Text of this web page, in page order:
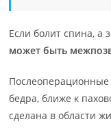
Если болит спина, а
может быть
Послеоперационные
бедра, ближе к
сделана в области